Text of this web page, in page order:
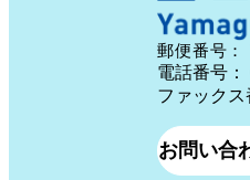
郵便番号：
電話番号：
ファック
お問い合